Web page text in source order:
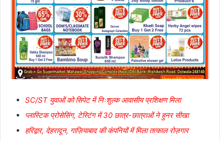
SC/ST युवाओं को सिपेट में निःशुल्क आवासीय प्रशिक्षण मिला
प्लास्टिक प्रोसेसिंग, टेस्टिंग में 30 छात्र-छात्राओं ने हुनर सीखा
हरिद्वार, देहरादून, गाज़ियाबाद की कंपनियों में मिला तत्काल रोज़गार